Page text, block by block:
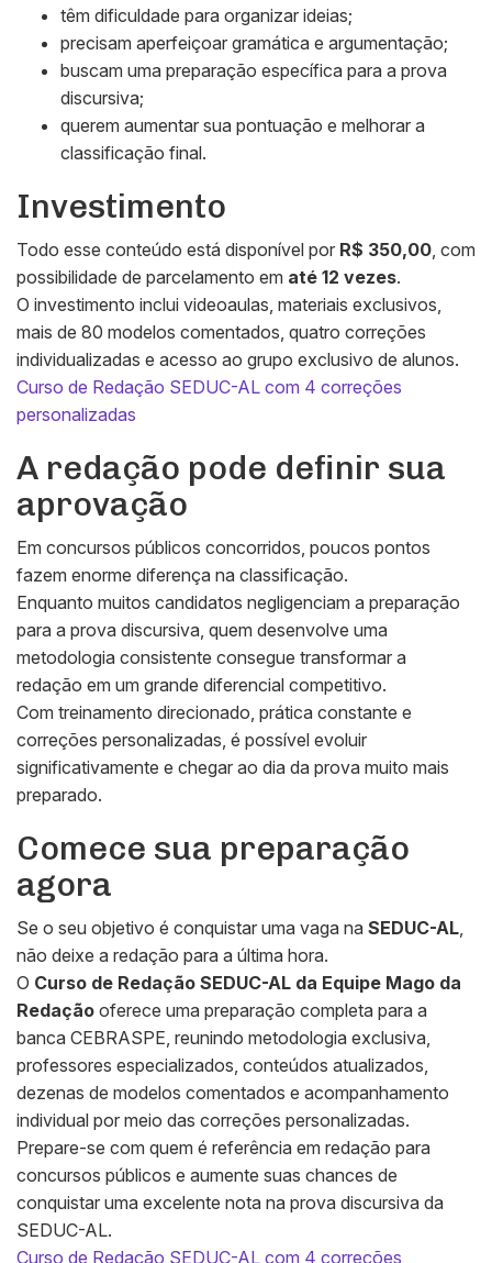
têm dificuldade para organizar ideias;
precisam aperfeiçoar gramática e argumentação;
buscam uma preparação específica para a prova
discursiva;
querem aumentar sua pontuação e melhorar a
classificação final.
Investimento
Todo esse conteúdo está disponível por R$ 350,00, com
possibilidade de parcelamento em até 12 vezes.
O investimento inclui videoaulas, materiais exclusivos,
mais de 80 modelos comentados, quatro correções
individualizadas e acesso ao grupo exclusivo de alunos.
Curso de Redação SEDUC-AL com 4 correções
personalizadas
A redação pode definir sua
aprovação
Em concursos públicos concorridos, poucos pontos
fazem enorme diferença na classificação.
Enquanto muitos candidatos negligenciam a preparação
para a prova discursiva, quem desenvolve uma
metodologia consistente consegue transformar a
redação em um grande diferencial competitivo.
Com treinamento direcionado, prática constante e
correções personalizadas, é possível evoluir
significativamente e chegar ao dia da prova muito mais
preparado.
Comece sua preparação
agora
Se o seu objetivo é conquistar uma vaga na SEDUC-AL,
não deixe a redação para a última hora.
O Curso de Redação SEDUC-AL da Equipe Mago da
Redação oferece uma preparação completa para a
banca CEBRASPE, reunindo metodologia exclusiva,
professores especializados, conteúdos atualizados,
dezenas de modelos comentados e acompanhamento
individual por meio das correções personalizadas.
Prepare-se com quem é referência em redação para
concursos públicos e aumente suas chances de
conquistar uma excelente nota na prova discursiva da
SEDUC-AL.
Curso de Redação SEDUC-AL com 4 correções